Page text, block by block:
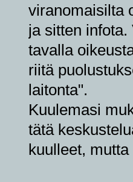
viranomaisilta
ja sitten infota.
tavalla
riitä
laitonta".
Kuulemasi
tätä
kuulleet,